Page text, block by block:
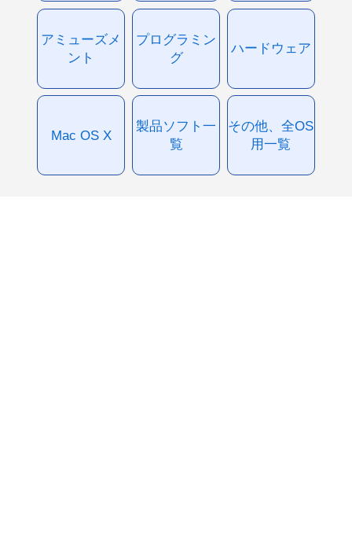
アミューズメ
ント
プログラミン
グ
ハードウェア
Mac OS X
製品ソフト一
覧
その他、全OS
用一覧